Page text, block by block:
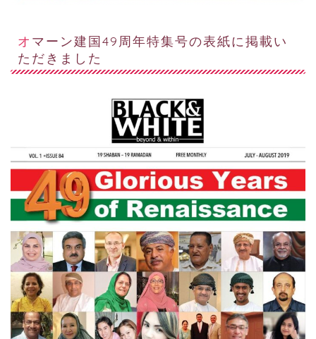
オマーン建国49周年特集号の表紙に掲載い
ただきました